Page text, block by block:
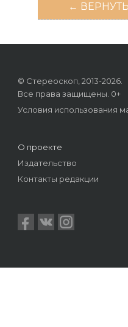
←
© Стереоскоп, 2013-2026.
Все права защищены. 0+
Условия использования
О проекте
Издательство
Контакты редакции